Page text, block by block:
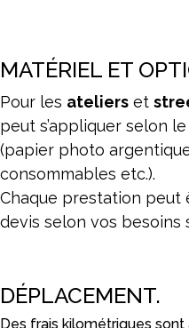
MATÉRIEL ET
Pour les ateliers et s
peut s’appliquer selon
(papier photo
consommables etc.).
Chaque prestation peut
devis selon vos besoins
DÉPLACEMENT.
Des frais kilométriques